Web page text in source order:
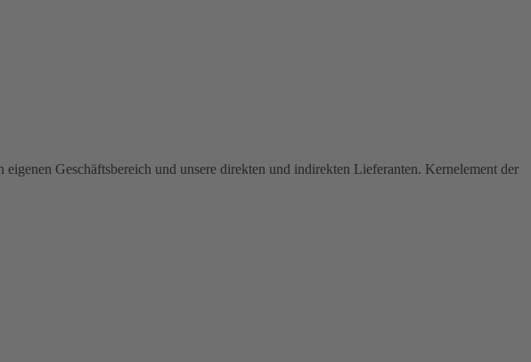
Geschäftsbereich und unsere direkten und indirekten Lieferanten. Kernelement der